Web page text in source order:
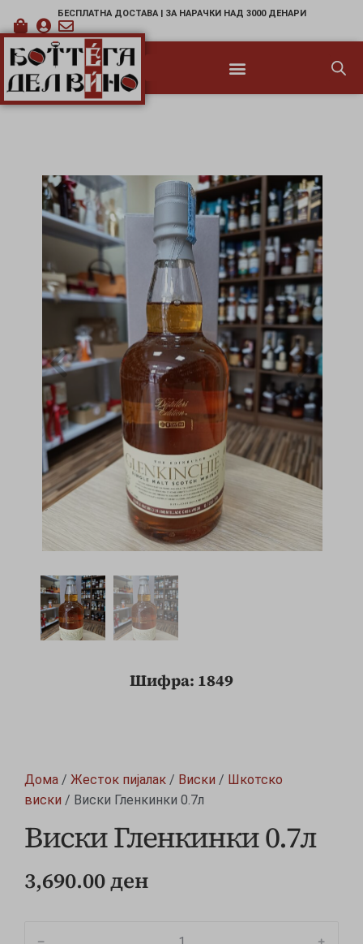
БЕСПЛАТНА ДОСТАВА | ЗА НАРАЧКИ НАД 3000 ДЕНАРИ
Шифра: 1849
Дома / Жесток пијалак / Виски / Шкотско
виски / Виски Гленкинки 0.7л
Виски Гленкинки 0.7л
3,690.00ден